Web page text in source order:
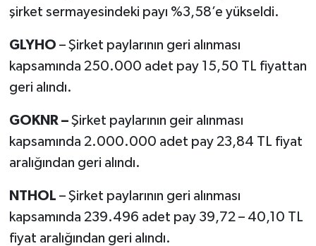
şirket sermayesindeki payı %3,58’e yükseldi.
GLYHO – Şirket paylarının geri alınması
kapsamında 250.000 adet pay 15,50 TL fiyattan
geri alındı.
GOKNR – Şirket paylarının geir alınması
kapsamında 2.000.000 adet pay 23,84 TL fiyat
aralığından geri alındı.
NTHOL – Şirket paylarının geri alınması
kapsamında 239.496 adet pay 39,72 – 40,10 TL
fiyat aralığından geri alındı.